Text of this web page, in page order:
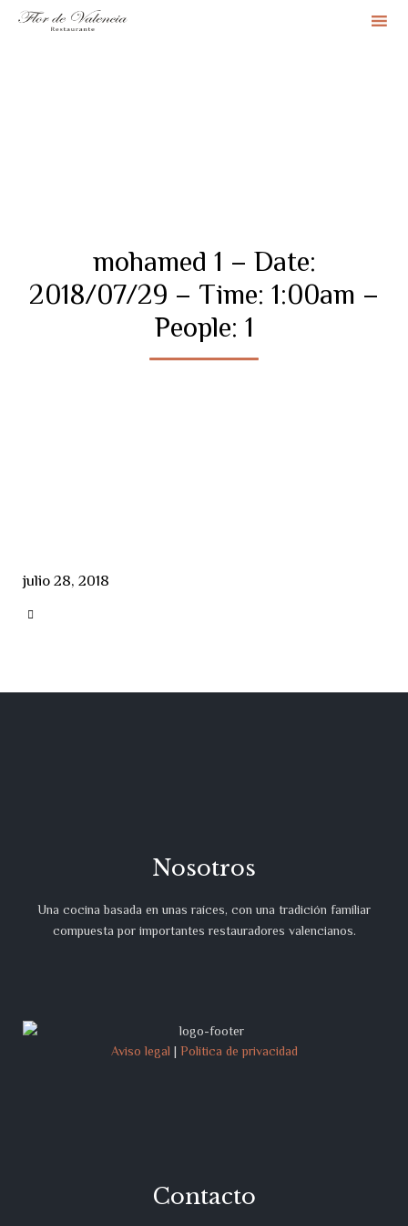
mohamed 1 – Date:
2018/07/29 – Time: 1:00am –
People: 1
julio 28, 2018

Nosotros
Una cocina basada en unas raíces, con una tradición familiar
compuesta por importantes restauradores valencianos.
Aviso legal | Política de privacidad
Contacto